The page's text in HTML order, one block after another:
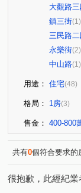
大觀路
鎮三街(1)
三民路
永樂街(2)
中山路(1)
用途： 住宅(48)
格局： 1房(3)
售金： 400-800
共有0個符合要求的
很抱歉，此經紀業